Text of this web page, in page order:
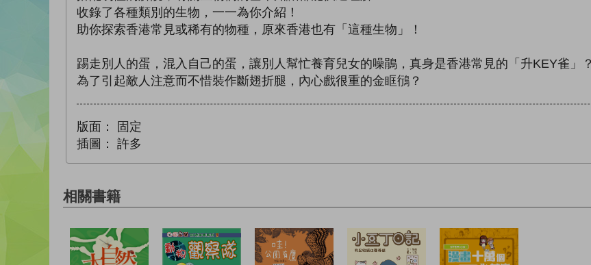
收錄了各種類別的生物，一一為你介紹！
助你探索香港常見或稀有的物種，原來香港也有「這種生物」！
踢走別人的蛋，混入自己的蛋，讓別人幫忙養育兒女的噪鵑，真身是香港常見的「升KEY雀」？
為了引起敵人注意而不惜裝作斷翅折腿，內心戲很重的金眶鴴？
版面：
固定
插圖：
許多
相關書籍